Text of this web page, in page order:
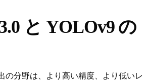
と YOLOv9 の
の分野は、より高い精度、より低いレ